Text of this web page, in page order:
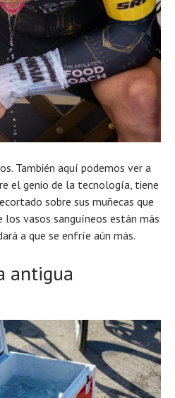
También aquí podemos ver a
el genio de la tecnología, tiene
sobre sus muñecas que
los vasos sanguíneos están más
a que se enfríe aún más.
antigua